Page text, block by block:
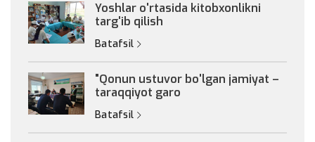
Yoshlar o'rtasida kitobxonlikni
targ'ib qilish
Batafsil
"Qonun ustuvor bo'lgan jamiyat –
taraqqiyot garo
Batafsil